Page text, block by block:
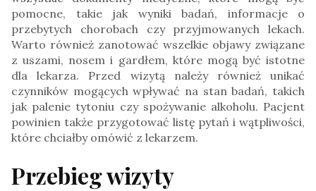
pomocne, takie jak wyniki badań, informacje o
przebytych chorobach czy przyjmowanych lekach.
Warto również zanotować wszelkie objawy związane
z uszami, nosem i gardłem, które mogą być istotne
dla lekarza. Przed wizytą należy również unikać
czynników mogących wpływać na stan badań, takich
jak palenie tytoniu czy spożywanie alkoholu. Pacjent
powinien także przygotować listę pytań i wątpliwości,
które chciałby omówić z lekarzem.
Przebieg wizyty